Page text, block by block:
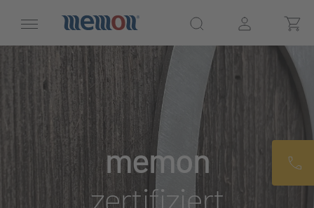
memon
zertifiziert